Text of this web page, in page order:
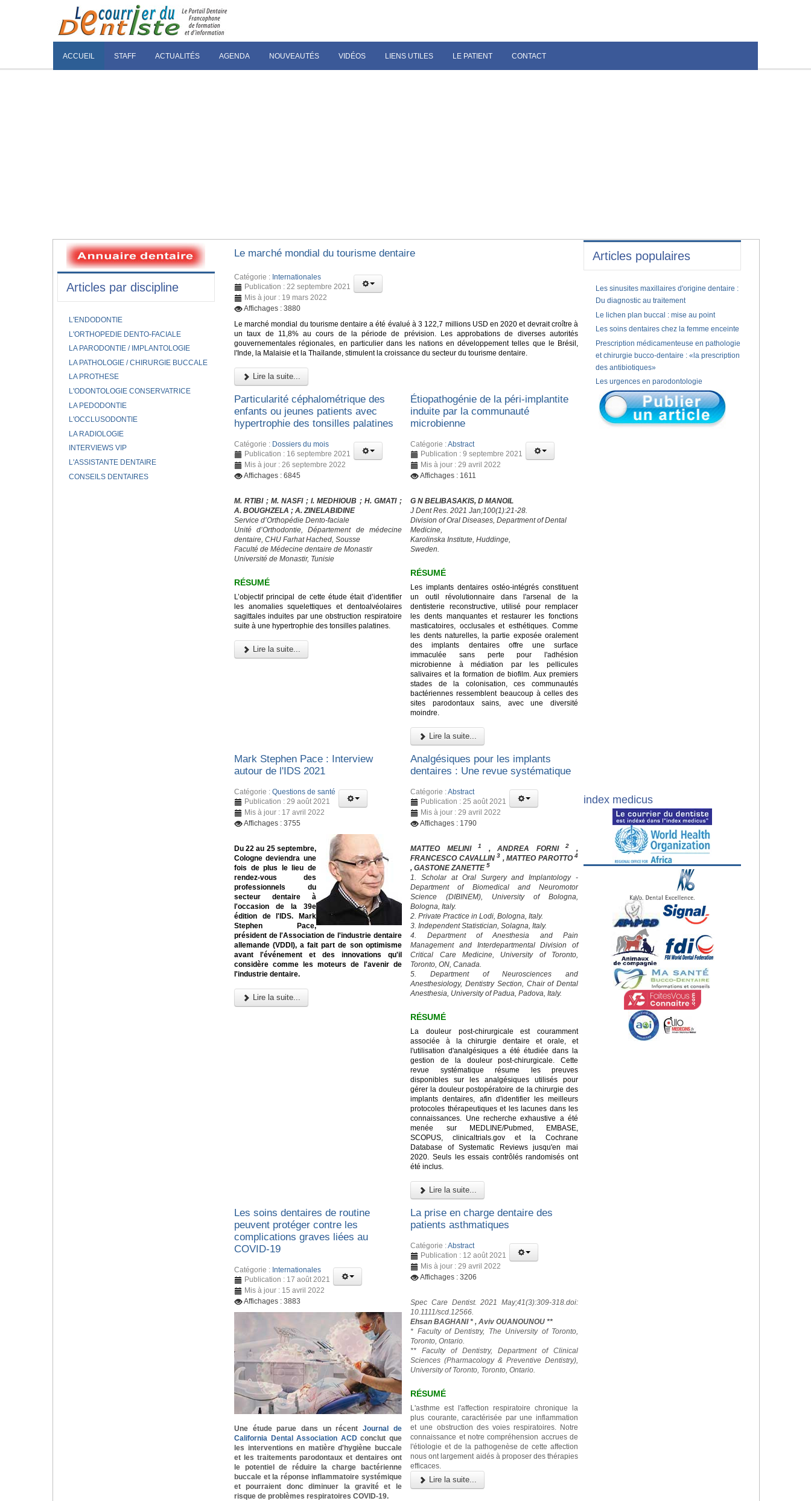
ACCUEIL STAFF ACTUALITÉS AGENDA NOUVEAUTÉS VIDÉOS LIENS UTILES LE PATIENT CONTACT
Le marché mondial du tourisme dentaire
Catégorie : Internationales
Publication : 22 septembre 2021
Mis à jour : 19 mars 2022
Affichages : 3880
Le marché mondial du tourisme dentaire a été évalué à 3 122,7 millions USD en 2020 et devrait croître à
un taux de 11,8% au cours de la période de prévision. Les approbations de diverses autorités
gouvernementales régionales, en particulier dans les nations en développement telles que le Brésil,
l'Inde, la Malaisie et la Thaïlande, stimulent la croissance du secteur du tourisme dentaire.
Lire la suite...
Particularité céphalométrique des
enfants ou jeunes patients avec
hypertrophie des tonsilles palatines
Catégorie : Dossiers du mois
Publication : 16 septembre 2021
Mis à jour : 26 septembre 2022
Affichages : 6845
M. RTIBI ; M. NASFI ; I. MEDHIOUB ; H. GMATI ;
A. BOUGHZELA ; A. ZINELABIDINE
Service d’Orthopédie Dento-faciale
Unité d’Orthodontie, Département de médecine
dentaire, CHU Farhat Hached, Sousse
Faculté de Médecine dentaire de Monastir
Université de Monastir, Tunisie
RÉSUMÉ
L’objectif principal de cette étude était d’identifier
les anomalies squelettiques et dentoalvéolaires
sagittales induites par une obstruction respiratoire
suite à une hypertrophie des tonsilles palatines.
Lire la suite...
Étiopathogénie de la péri-implantite
induite par la communauté
microbienne
Catégorie :Abstract
Publication : 9 septembre 2021
Mis à jour : 29 avril 2022
Affichages : 1611
G N BELIBASAKIS, D MANOIL
J Dent Res. 2021 Jan;100(1):21-28.
Division of Oral Diseases, Department of Dental
Medicine,
Karolinska Institute, Huddinge,
Sweden.
RÉSUMÉ
Les implants dentaires ostéo-intégrés constituent
un outil révolutionnaire dans l'arsenal de la
dentisterie reconstructive, utilisé pour remplacer
les dents manquantes et restaurer les fonctions
masticatoires, occlusales et esthétiques. Comme
les dents naturelles, la partie exposée oralement
des implants dentaires offre une surface
immaculée sans perte pour l'adhésion
microbienne à médiation par les pellicules
salivaires et la formation de biofilm. Aux premiers
stades de la colonisation, ces communautés
bactériennes ressemblent beaucoup à celles des
sites parodontaux sains, avec une diversité
moindre.
Lire la suite...
Mark Stephen Pace : Interview
autour de l'IDS 2021
Catégorie : Questions de santé
Publication : 29 août 2021
Mis à jour : 17 avril 2022
Affichages : 3755
Du 22 au 25 septembre,
Cologne deviendra une
fois de plus le lieu de
rendez-vous des
professionnels du
secteur dentaire à
l'occasion de la 39e
édition de l'IDS. Mark
Stephen Pace,
président de l'Association de l'industrie dentaire
allemande (VDDI), a fait part de son optimisme
avant l'événement et des innovations qu'il
considère comme les moteurs de l'avenir de
l'industrie dentaire.
Lire la suite...
Analgésiques pour les implants
dentaires : Une revue systématique
Catégorie :Abstract
Publication : 25 août 2021
Mis à jour : 29 avril 2022
Affichages : 1790
MATTEO MELINI1 , ANDREA FORNI2
,
FRANCESCO CAVALLIN3 , MATTEO PAROTTO 4
, GASTONE ZANETTE5
1. Scholar at Oral Surgery and Implantology -
Department of Biomedical and Neuromotor
Science (DIBINEM), University of Bologna,
Bologna, Italy.
2. Private Practice in Lodi, Bologna, Italy.
3. Independent Statistician, Solagna, Italy.
4. Department of Anesthesia and Pain
Management and Interdepartmental Division of
Critical Care Medicine, University of Toronto,
Toronto, ON, Canada.
5. Department of Neurosciences and
Anesthesiology, Dentistry Section, Chair of Dental
Anesthesia, University of Padua, Padova, Italy.
RÉSUMÉ
La douleur post-chirurgicale est couramment
associée à la chirurgie dentaire et orale, et
l'utilisation d'analgésiques a été étudiée dans la
gestion de la douleur post-chirurgicale. Cette
revue systématique résume les preuves
disponibles sur les analgésiques utilisés pour
gérer la douleur postopératoire de la chirurgie des
implants dentaires, afin d'identifier les meilleurs
protocoles thérapeutiques et les lacunes dans les
connaissances. Une recherche exhaustive a été
menée sur MEDLINE/Pubmed, EMBASE,
SCOPUS, clinicaltrials.gov et la Cochrane
Database of Systematic Reviews jusqu'en mai
2020. Seuls les essais contrôlés randomisés ont
été inclus.
Lire la suite...
Les soins dentaires de routine
peuvent protéger contre les
complications graves liées au
COVID-19
Catégorie : Internationales
Publication : 17 août 2021
Mis à jour : 15 avril 2022
Affichages : 3883
Une étude parue dans un récentJournal de
California Dental Association ACDconclut que
les interventions en matière d'hygiène buccale
et les traitements parodontaux et dentaires ont
le potentiel de réduire la charge bactérienne
buccale et la réponse inflammatoire systémique
et pourraient donc diminuer la gravité et le
risque de problèmes respiratoires COVID-19.
La prise en charge dentaire des
patients asthmatiques
Catégorie :Abstract
Publication : 12 août 2021
Mis à jour : 29 avril 2022
Affichages : 3206
Spec Care Dentist. 2021 May;41(3):309-318.doi:
10.1111/scd.12566.
Ehsan BAGHANI * , Aviv OUANOUNOU **
* Faculty of Dentistry, The University of Toronto,
Toronto, Ontario.
** Faculty of Dentistry, Department of Clinical
Sciences (Pharmacology & Preventive Dentistry),
University of Toronto, Toronto, Ontario.
RÉSUMÉ
L'asthme est l'affection respiratoire chronique la
plus courante, caractérisée par une inflammation
et une obstruction des voies respiratoires. Notre
connaissance et notre compréhension accrues de
l'étiologie et de la pathogenèse de cette affection
nous ont largement aidés à proposer des thérapies
efficaces.
Lire la suite...
Articles par discipline
L'ENDODONTIE
L'ORTHOPEDIE DENTO-FACIALE
LA PARODONTIE / IMPLANTOLOGIE
LA PATHOLOGIE / CHIRURGIE BUCCALE
LA PROTHESE
L'ODONTOLOGIE CONSERVATRICE
LA PEDODONTIE
L'OCCLUSODONTIE
LA RADIOLOGIE
INTERVIEWS VIP
L'ASSISTANTE DENTAIRE
CONSEILS DENTAIRES
Articles populaires
Les sinusites maxillaires d'origine dentaire :
Du diagnostic au traitement
Le lichen plan buccal : mise au point
Les soins dentaires chez la femme enceinte
Prescription médicamenteuse en pathologie
et chirurgie bucco-dentaire : «la prescription
des antibiotiques»
Les urgences en parodontologie
index medicus